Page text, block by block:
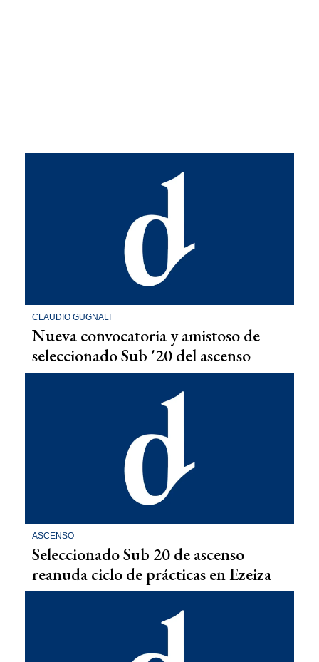
CLAUDIO GUGNALI
Nueva convocatoria y amistoso de
seleccionado Sub '20 del ascenso
ASCENSO
Seleccionado Sub 20 de ascenso
reanuda ciclo de prácticas en Ezeiza